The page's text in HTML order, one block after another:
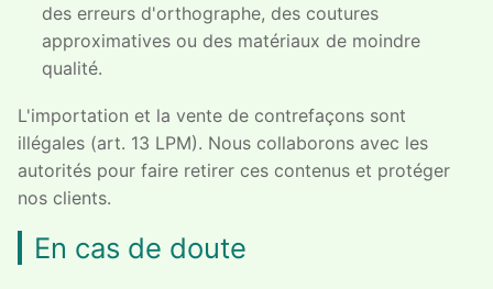
des erreurs d'orthographe, des coutures
approximatives ou des matériaux de moindre
qualité.
L'importation et la vente de contrefaçons sont
illégales (art. 13 LPM). Nous collaborons avec les
autorités pour faire retirer ces contenus et protéger
nos clients.
En cas de doute